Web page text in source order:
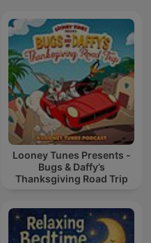
Looney Tunes Presents -
Bugs & Daffy’s
Thanksgiving Road Trip